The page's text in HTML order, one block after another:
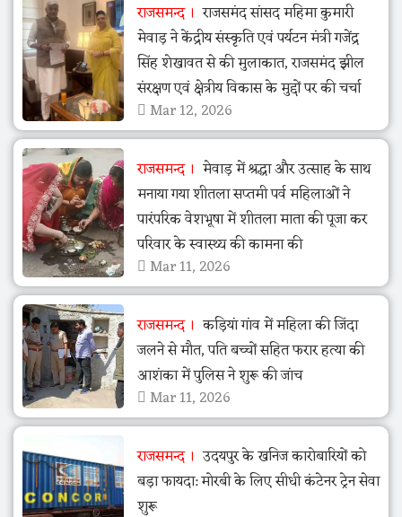
राजसमन्द
राजसमंद सांसद महिमा कुमारी
मेवाड़ ने केंद्रीय संस्कृति एवं पर्यटन मंत्री गजेंद्र
सिंह शेखावत से की मुलाकात, राजसमंद झील
संरक्षण एवं क्षेत्रीय विकास के मुद्दों पर की चर्चा
Mar 12, 2026
राजसमन्द
मेवाड़ में श्रद्धा और उत्साह के साथ
मनाया गया शीतला सप्तमी पर्व महिलाओं ने
पारंपरिक वेशभूषा में शीतला माता की पूजा कर
परिवार के स्वास्थ्य की कामना की
Mar 11, 2026
राजसमन्द
कड़ियां गांव में महिला की जिंदा
जलने से मौत, पति बच्चों सहित फरार हत्या की
आशंका में पुलिस ने शुरू की जांच
Mar 11, 2026
राजसमन्द
उदयपुर के खनिज कारोबारियों को
बड़ा फायदा: मोरबी के लिए सीधी कंटेनर ट्रेन सेवा
शुरू